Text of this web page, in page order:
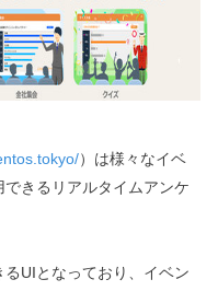
）は様々なイベ
きるリアルタイムアンケ
UIとなっており、イベン